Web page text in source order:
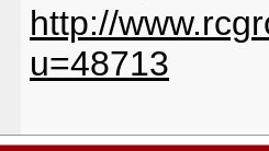
http://
u=48713